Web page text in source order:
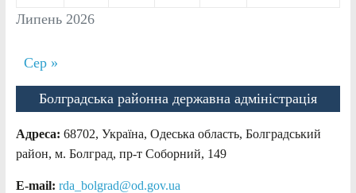
Липень 2026
Сер »
Болградська районна державна адміністрація
Адреса: 68702, Україна, Одеська область, Болградський
район, м. Болград, пр-т Соборний, 149
E-mail: rda_bolgrad@od.gov.ua